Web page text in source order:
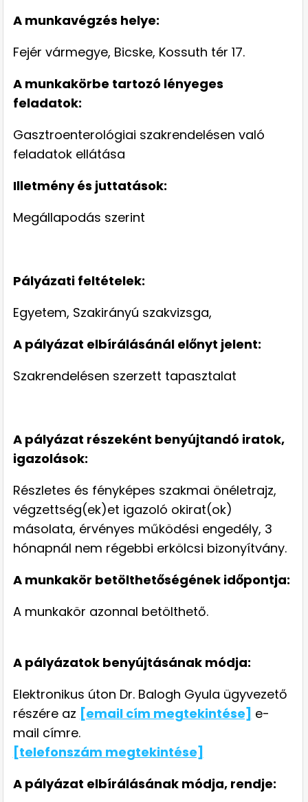
A munkavégzés helye:
Fejér vármegye, Bicske, Kossuth tér 17.
A munkakörbe tartozó lényeges
feladatok:
Gasztroenterológiai szakrendelésen való
feladatok ellátása
Illetmény és juttatások:
Megállapodás szerint
Pályázati feltételek:
Egyetem, Szakirányú szakvizsga,
A pályázat elbírálásánál előnyt jelent:
Szakrendelésen szerzett tapasztalat
A pályázat részeként benyújtandó iratok,
igazolások:
Részletes és fényképes szakmai önéletrajz,
végzettség(ek)et igazoló okirat(ok)
másolata, érvényes működési engedély, 3
hónapnál nem régebbi erkölcsi bizonyítvány.
A munkakör betölthetőségének időpontja:
A munkakör azonnal betölthető.
A pályázatok benyújtásának módja:
Elektronikus úton Dr. Balogh Gyula ügyvezető
részére az [email cím megtekintése] e-
mail címre.
[telefonszám megtekintése]
A pályázat elbírálásának módja, rendje: